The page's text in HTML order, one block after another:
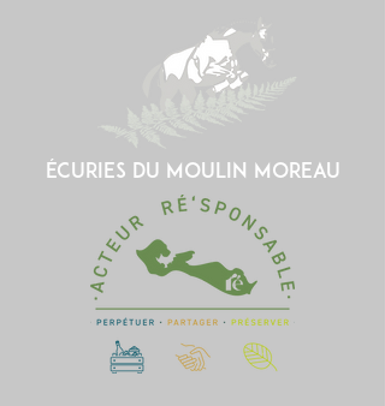
écuries du moulin moreau